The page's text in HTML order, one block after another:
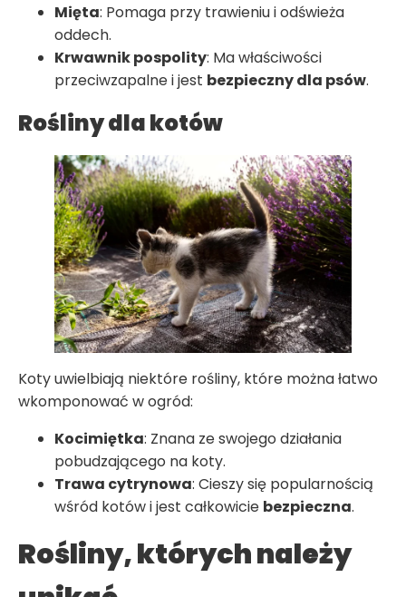
Mięta: Pomaga przy trawieniu i odświeża
oddech.
Krwawnik pospolity: Ma właściwości
przeciwzapalne i jest bezpieczny dla psów.
Rośliny dla kotów
Koty uwielbiają niektóre rośliny, które można łatwo
wkomponować w ogród:
Kocimiętka: Znana ze swojego działania
pobudzającego na koty.
Trawa cytrynowa: Cieszy się popularnością
wśród kotów i jest całkowicie bezpieczna.
Rośliny, których należy